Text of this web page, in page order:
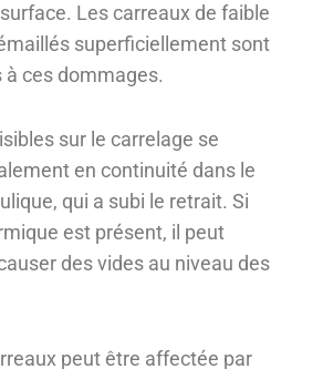
Les carreaux de faible
superficiellement sont
à ces dommages.
sur le carrelage se
en continuité dans le
qui a subi le retrait. Si
est présent, il peut
des vides au niveau des
peut être affectée par